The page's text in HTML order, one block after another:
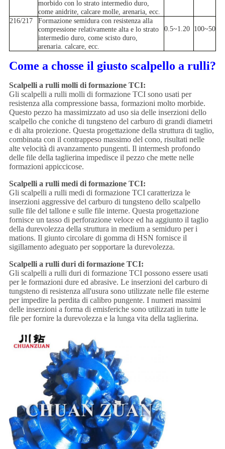
morbido con lo strato intermedio duro,
come anidrite, calcare molle, arenaria, ecc.
216/217
Formazione semidura con resistenza alla
compressione relativamente alta e lo strato
intermedio duro, come scisto duro,
arenaria. calcare, ecc.
0.5~1.20 100~50
Come a chosse il giusto scalpello a rulli?
Scalpelli a rulli molli di formazione TCI:
Gli scalpelli a rulli molli di formazione TCI sono usati per
resistenza alla compressione bassa, formazioni molto morbide.
Questo pezzo ha massimizzato ad uso sia delle inserzioni dello
scalpello che coniche di tungsteno del carburo di grandi diametri
e di alta proiezione. Questa progettazione della struttura di taglio,
combinata con il contrappeso massimo del cono, risultati nelle
alte velocità di avanzamento pungenti. Il intermesh profondo
delle file della taglierina impedisce il pezzo che mette nelle
formazioni appiccicose.
Scalpelli a rulli medi di formazione TCI:
Gli scalpelli a rulli medi di formazione TCI caratterizza le
inserzioni aggressive del carburo di tungsteno dello scalpello
sulle file del tallone e sulle file interne. Questa progettazione
fornisce un tasso di perforazione veloce ed ha aggiunto il taglio
della durevolezza della struttura in medium a semiduro per i
mations. Il giunto circolare di gomma di HSN fornisce il
sigillamento adeguato per sopportare la durevolezza.
Scalpelli a rulli duri di formazione TCI:
Gli scalpelli a rulli duri di formazione TCI possono essere usati
per le formazioni dure ed abrasive. Le inserzioni del carburo di
tungsteno di resistenza all'usura sono utilizzate nelle file esterne
per impedire la perdita di calibro pungente. I numeri massimi
delle inserzioni a forma di emisferiche sono utilizzati in tutte le
file per fornire la durevolezza e la lunga vita della taglierina.